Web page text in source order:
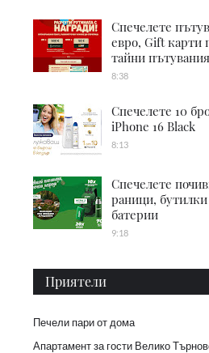
Спечелете
евро, Gift карти
тайни
8:38
Спечелете 10
iPhone 16 Black
8:13
Спечелете
раници,
батерии
9:18
Приятели
Печели пари от дома
Апартамент за гости Велико